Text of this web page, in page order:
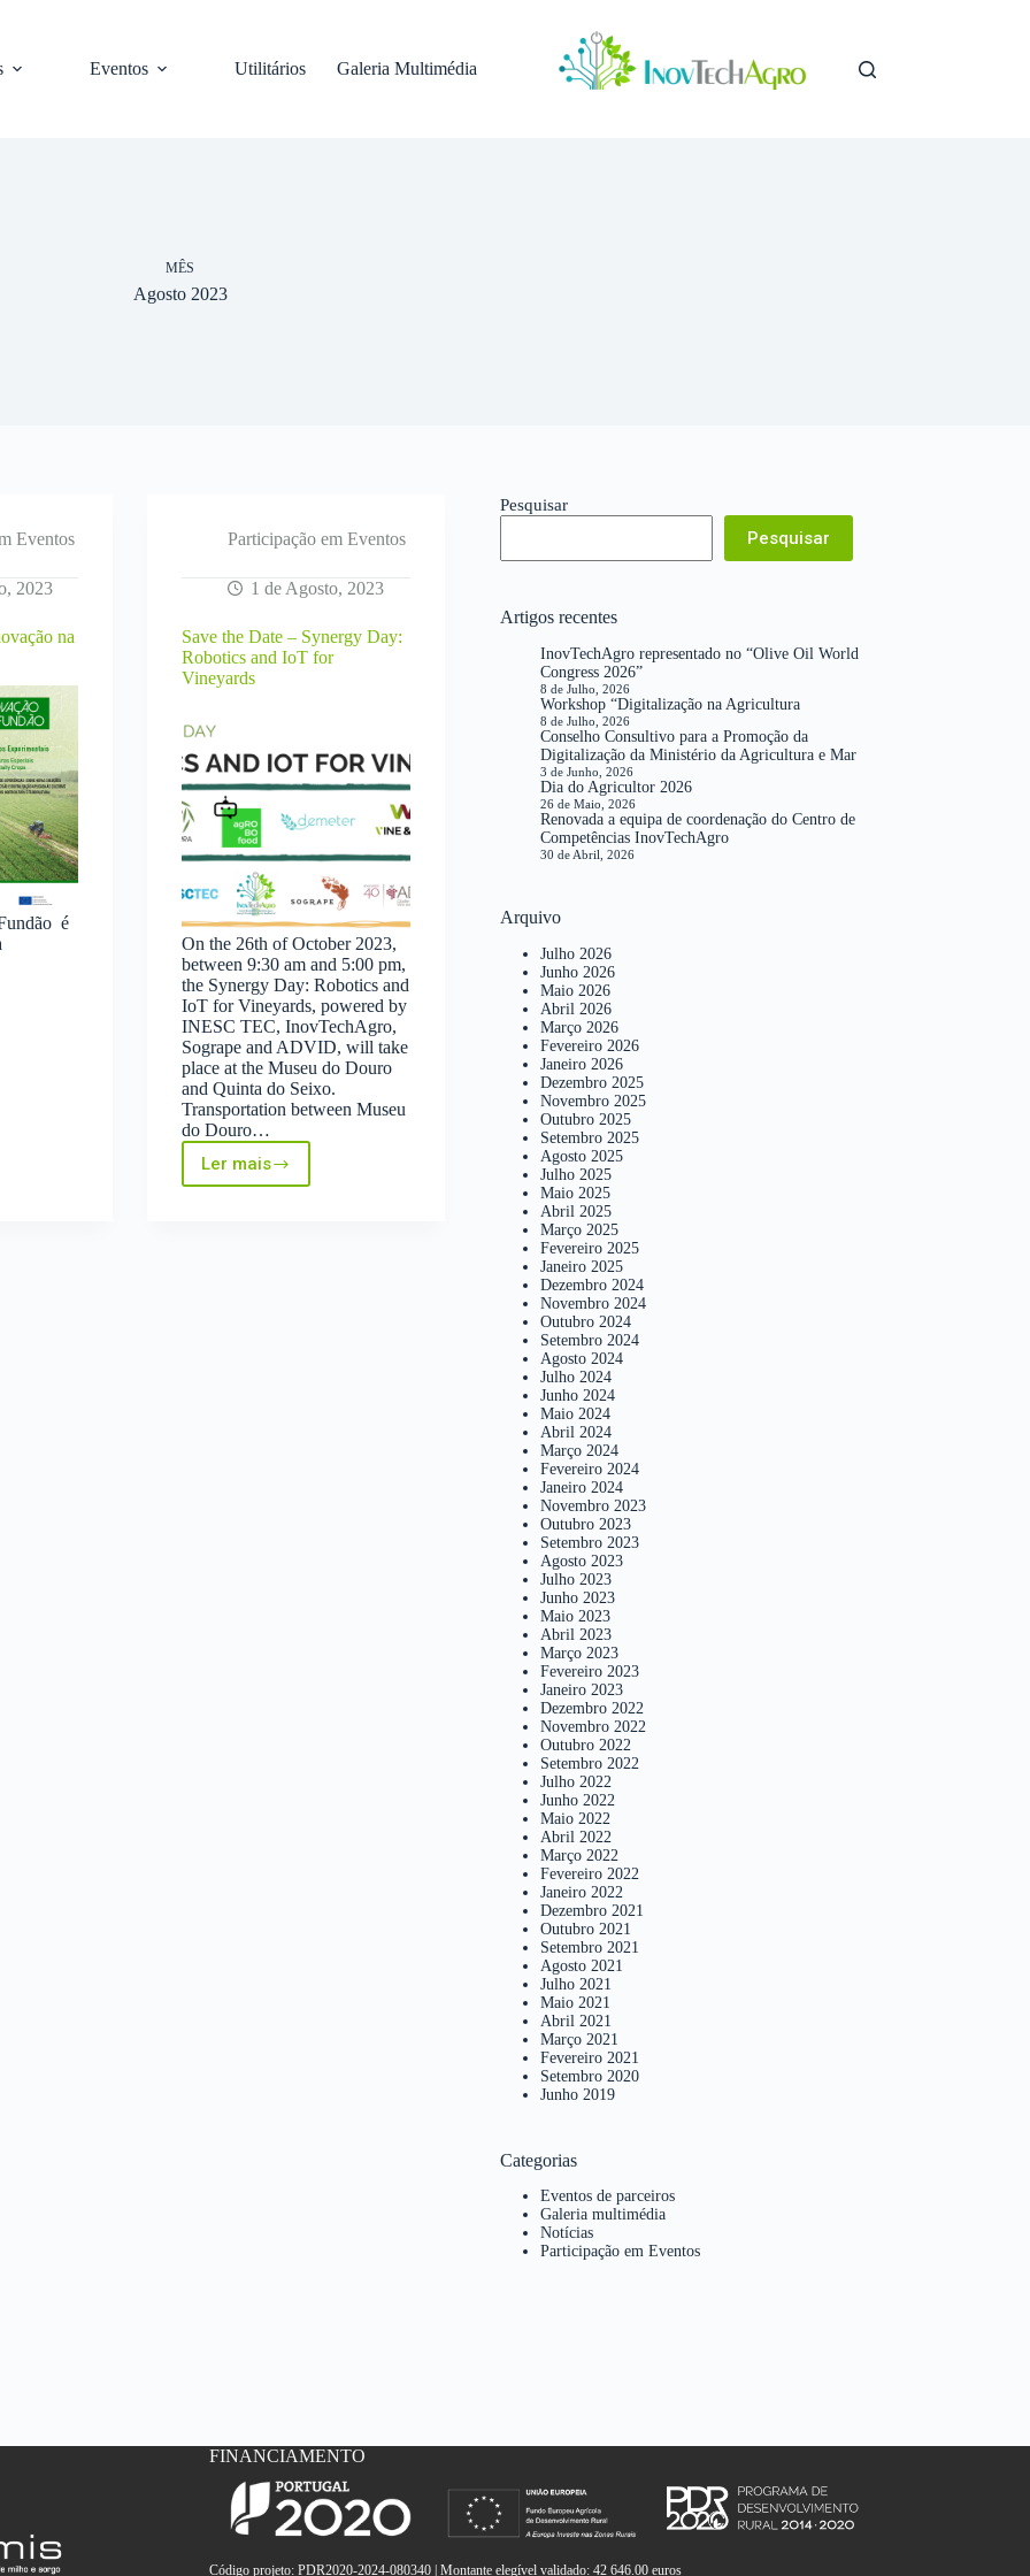
Eventos Utilitários Galeria Multimédia
MÊS
Agosto 2023
Eventos
2023
na
é
Participação em Eventos
1 de Agosto, 2023
Save the Date – Synergy Day:
Robotics and IoT for
Vineyards
On the 26th of October 2023,
between 9:30 am and 5:00 pm,
the Synergy Day: Robotics and
IoT for Vineyards, powered by
INESC TEC, InovTechAgro,
Sogrape and ADVID, will take
place at the Museu do Douro
and Quinta do Seixo.
Transportation between Museu
do Douro…
Ler mais
Save
the
Pesquisar
Pesquisar
Artigos recentes
InovTechAgro representado no “Olive Oil World
Congress 2026”
8 de Julho, 2026
Workshop “Digitalização na Agricultura
8 de Julho, 2026
Conselho Consultivo para a Promoção da
Digitalização da Ministério da Agricultura e Mar
3 de Junho, 2026
Dia do Agricultor 2026
26 de Maio, 2026
Renovada a equipa de coordenação do Centro de
Competências InovTechAgro
30 de Abril, 2026
Arquivo
Julho 2026
Junho 2026
Maio 2026
Abril 2026
Março 2026
Fevereiro 2026
Janeiro 2026
Dezembro 2025
Novembro 2025
Outubro 2025
Setembro 2025
Agosto 2025
Julho 2025
Maio 2025
Abril 2025
Março 2025
Fevereiro 2025
Janeiro 2025
Dezembro 2024
Novembro 2024
Outubro 2024
Setembro 2024
Agosto 2024
Julho 2024
Junho 2024
Maio 2024
Abril 2024
Março 2024
Fevereiro 2024
Janeiro 2024
Novembro 2023
Outubro 2023
Setembro 2023
Agosto 2023
Julho 2023
Junho 2023
Maio 2023
Abril 2023
Março 2023
Fevereiro 2023
Janeiro 2023
Dezembro 2022
Novembro 2022
Outubro 2022
Setembro 2022
Julho 2022
Junho 2022
Maio 2022
Abril 2022
Março 2022
Fevereiro 2022
Janeiro 2022
Dezembro 2021
Outubro 2021
Setembro 2021
Agosto 2021
Julho 2021
Maio 2021
Abril 2021
Março 2021
Fevereiro 2021
Setembro 2020
Junho 2019
Categorias
Eventos de parceiros
Galeria multimédia
Notícias
Participação em Eventos
FINANCIAMENTO
Código projeto: PDR2020-2024-080340 | Montante elegível validado: 42 646.00 euros